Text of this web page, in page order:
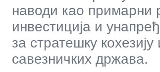
наводи као примарни
инвестиција и
за стратешку
савезничких држава.